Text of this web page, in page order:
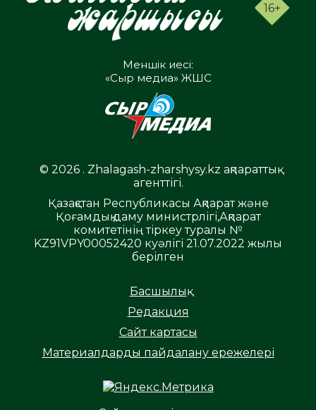
16+
Меншік иесі:
«Сыр медиа» ЖШС
© 2026 . Zhalagash-zharshysy.kz ақпараттық
агенттігі.
Қазақстан Республикасы Ақпарат және
Қоғамдық даму министрлігі,Ақпарат
комитетінің тіркеу туралы №
KZ91VPY00052420 куәлігі 21.07.2022 жылы
берілген
Басшылық
Редакция
Сайт картасы
Материалдарды пайдалану ережелері